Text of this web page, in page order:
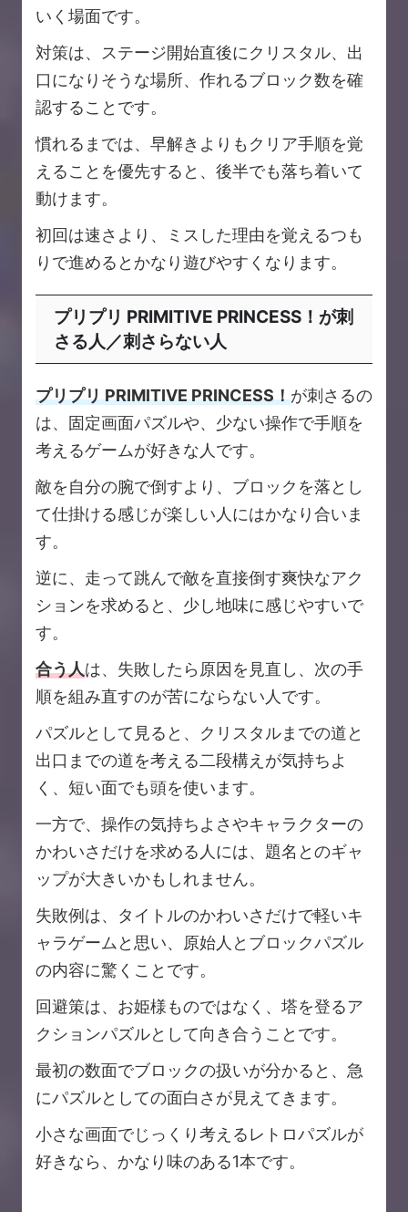
いく場面です。
対策は、ステージ開始直後にクリスタル、出
口になりそうな場所、作れるブロック数を確
認することです。
慣れるまでは、早解きよりもクリア手順を覚
えることを優先すると、後半でも落ち着いて
動けます。
初回は速さより、ミスした理由を覚えるつも
りで進めるとかなり遊びやすくなります。
プリプリ PRIMITIVE PRINCESS！が刺
さる人／刺さらない人
プリプリ PRIMITIVE PRINCESS！が刺さるの
は、固定画面パズルや、少ない操作で手順を
考えるゲームが好きな人です。
敵を自分の腕で倒すより、ブロックを落とし
て仕掛ける感じが楽しい人にはかなり合いま
す。
逆に、走って跳んで敵を直接倒す爽快なアク
ションを求めると、少し地味に感じやすいで
す。
合う人は、失敗したら原因を見直し、次の手
順を組み直すのが苦にならない人です。
パズルとして見ると、クリスタルまでの道と
出口までの道を考える二段構えが気持ちよ
く、短い面でも頭を使います。
一方で、操作の気持ちよさやキャラクターの
かわいさだけを求める人には、題名とのギャ
ップが大きいかもしれません。
失敗例は、タイトルのかわいさだけで軽いキ
ャラゲームと思い、原始人とブロックパズル
の内容に驚くことです。
回避策は、お姫様ものではなく、塔を登るア
クションパズルとして向き合うことです。
最初の数面でブロックの扱いが分かると、急
にパズルとしての面白さが見えてきます。
小さな画面でじっくり考えるレトロパズルが
好きなら、かなり味のある1本です。